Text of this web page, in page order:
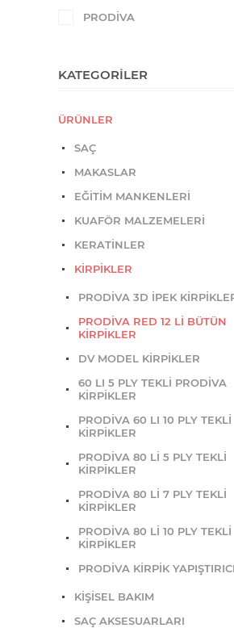
PRODİVA
KATEGORILER
ÜRÜNLER
SAÇ
MAKASLAR
EĞİTİM MANKENLERİ
KUAFÖR MALZEMELERİ
KERATİNLER
KİRPİKLER
PRODİVA 3D İPEK
PRODİVA RED 12 Lİ BÜTÜN
KİRPİKLER
DV MODEL KİRPİKLER
60 LI 5 PLY TEKLİ PRODİVA
KİRPİKLER
PRODİVA 60 LI 10 PLY TEKLİ
KİRPİKLER
PRODİVA 80 Lİ 5 PLY TEKLİ
KİRPİKLER
PRODİVA 80 Lİ 7 PLY TEKLİ
KİRPİKLER
PRODİVA 80 Lİ 10 PLY TEKLİ
KİRPİKLER
PRODİVA KİRPİK
KİŞİSEL BAKIM
SAÇ AKSESUARLARI